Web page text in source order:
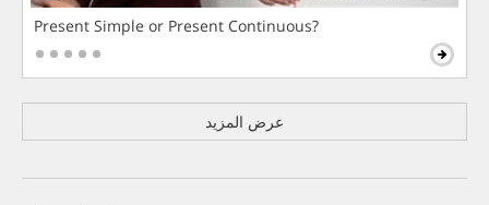
Present Simple or Present Continuous?
عرض المزيد